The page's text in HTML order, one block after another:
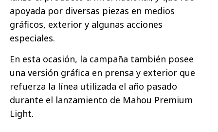
apoyada por diversas piezas en medios
gráficos, exterior y algunas acciones
especiales.
En esta ocasión, la campaña también posee
una versión gráfica en prensa y exterior que
refuerza la línea utilizada el año pasado
durante el lanzamiento de Mahou Premium
Light.